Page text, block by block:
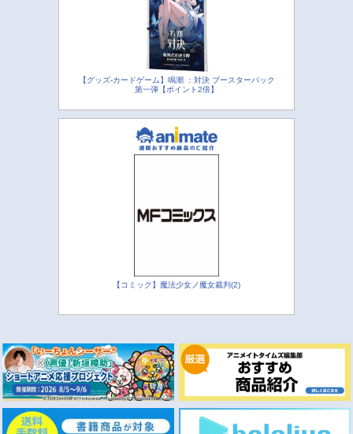
【グッズ-カードゲーム】鳴潮 ：対決 ブースターパック
第一弾【ポイント2倍】
【コミック】魔法少女ノ魔女裁判(2)